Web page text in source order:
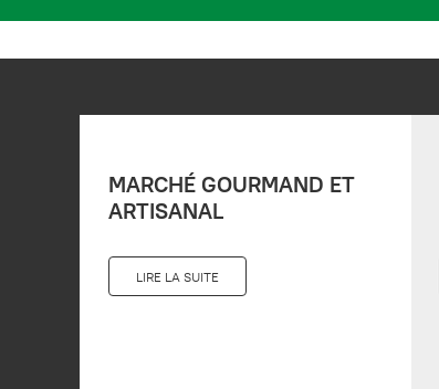
MARCHÉ GOURMAND ET
ARTISANAL
LIRE LA SUITE